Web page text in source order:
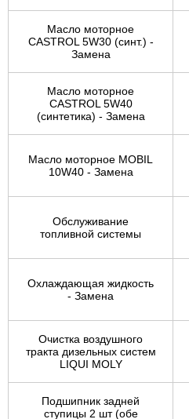
Масло моторное
CASTROL 5W30 (синт.) -
Замена
Масло моторное
CASTROL 5W40
(синтетика) - Замена
Масло моторное MOBIL
10W40 - Замена
Обслуживание
топливной системы
Охлаждающая жидкость
- Замена
Очистка воздушного
тракта дизельных систем
LIQUI MOLY
Подшипник задней
ступицы 2 шт (обе